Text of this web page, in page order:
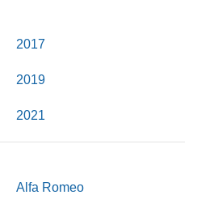
2017
2019
2021
Alfa Romeo